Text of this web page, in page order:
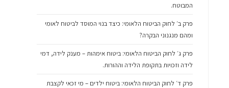
המבוטח.
פרק ב׳ לחוק הביטוח הלאומי: כיצד בנוי המוסד לביטוח לאומי
ומהם מנגנוני הבקרה?
פרק ג׳ לחוק הביטוח הלאומי: ביטוח אימהות – מענק לידה, דמי
לידה וזכויות בתקופת הלידה וההורות.
פרק ד׳ לחוק הביטוח הלאומי: ביטוח ילדים – מי זכאי לקצבת